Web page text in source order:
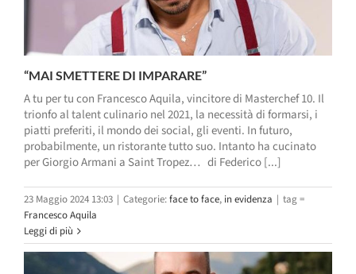
“MAI SMETTERE DI IMPARARE”
A tu per tu con Francesco Aquila, vincitore di Masterchef 10. Il
trionfo al talent culinario nel 2021, la necessità di formarsi, i
piatti preferiti, il mondo dei social, gli eventi. In futuro,
probabilmente, un ristorante tutto suo. Intanto ha cucinato
per Giorgio Armani a Saint Tropez… di Federico [...]
23 Maggio 2024 13:03 | Categorie:face to face, in evidenza | tag =
Francesco Aquila
Leggi di più